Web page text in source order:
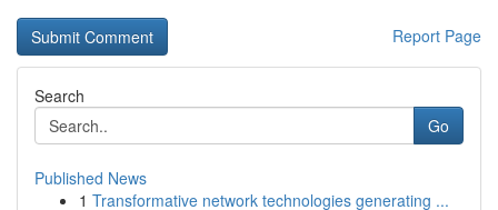
Report Page
Search
Go
Published News
1 Transformative network technologies generating ...